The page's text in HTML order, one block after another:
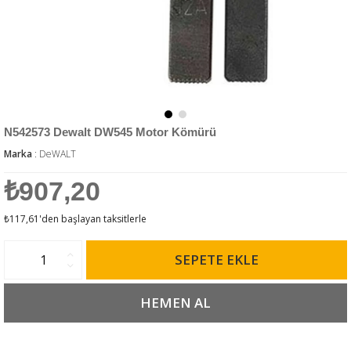
N542573 Dewalt DW545 Motor Kömürü
Marka : DeWALT
₺907,20
₺117,61 'den başlayan taksitlerle